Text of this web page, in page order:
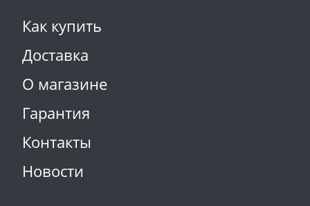
Как купить
Доставка
О магазине
Гарантия
Контакты
Новости